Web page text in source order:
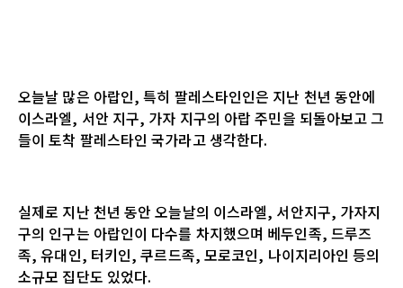
오늘날 많은 아랍인,특히 팔레스타인인은 지난 천년 동안에
이스라엘, 서안 지구, 가자 지구의 아랍 주민을 되돌아보고 그
들이 토착 팔레스타인 국가라고 생각한다.
실제로 지난 천년 동안 오늘날의 이스라엘, 서안지구, 가자지
구의 인구는 아랍인이 다수를 차지했으며 베두인족, 드루즈
족,유대인, 터키인,쿠르드족, 모로코인, 나이지리아인 등의
소규모 집단도 있었다.